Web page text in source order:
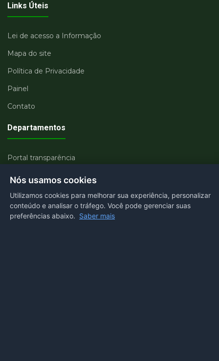
Links Úteis
Lei de acesso a Informação
Mapa do site
Política de Privacidade
Painel
Contato
Departamentos
Portal transparência
E-SIC
Ouvidoria
Webmail
Nós usamos cookies
Utilizamos cookies para melhorar sua experiência, personalizar
conteúdo e analisar o tráfego. Você pode gerenciar suas
preferências abaixo. Saber mais